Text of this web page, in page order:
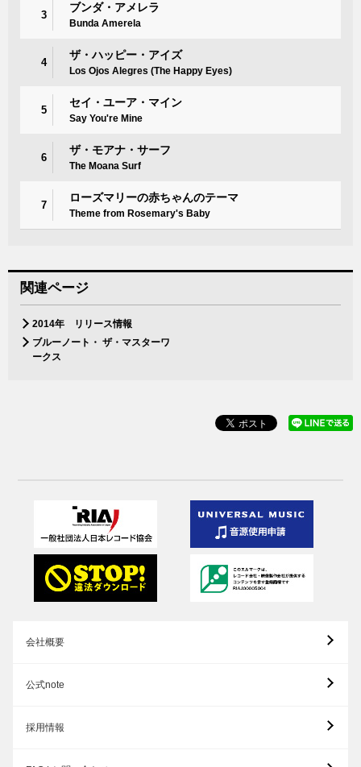
3
ブンダ・アメレラ
Bunda Amerela
4
ザ・ハッピー・アイズ
Los Ojos Alegres (The Happy Eyes)
5
セイ・ユーア・マイン
Say You're Mine
6
ザ・モアナ・サーフ
The Moana Surf
7
ローズマリーの赤ちゃんのテーマ
Theme from Rosemary's Baby
関連ページ
2014年 リリース情報
ブルーノート・ ザ・マスターワ
ークス
会社概要
公式note
採用情報